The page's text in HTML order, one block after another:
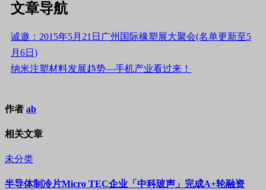
文章导航
诚邀：2015年5月21日广州国际橡塑展大聚会(名单更新至5
月6日)
纳米注塑材料发展趋势—手机产业看过来！
作者 ab
相关文章
未分类
半导体制冷片Micro TEC企业「中科玻声」完成A+轮融资